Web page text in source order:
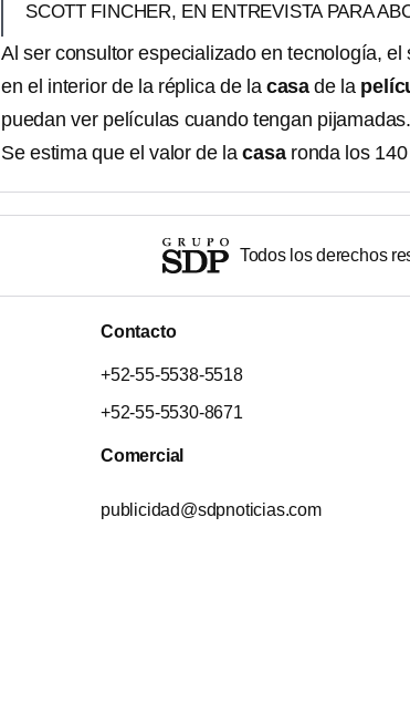
SCOTT FINCHER, EN ENTREVISTA PARA
Al ser consultor especializado en tecnología, el
en el interior de la réplica de la casa de la
puedan ver películas cuando tengan pijamadas.
Se estima que el valor de lacasaronda los
Todos los derechos
Contacto
+52-55-5538-5518
+52-55-5530-8671
Comercial
publicidad@sdpnoticias.com